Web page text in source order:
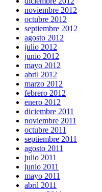
noviembre 2012
octubre 2012
septiembre 2012
agosto 2012
julio 2012
junio 2012
mayo 2012
abril 2012
marzo 2012
febrero 2012
enero 2012
diciembre 2011
noviembre 2011
octubre 2011
septiembre 2011
agosto 2011
julio 2011
junio 2011
mayo 2011
abril 2011